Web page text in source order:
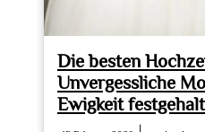
Die besten
Unvergessliche
Ewigkeit